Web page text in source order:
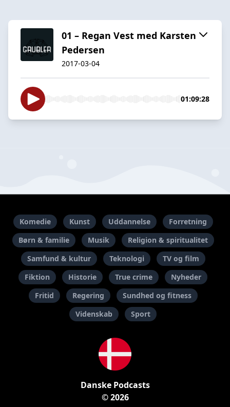
01 – Regan Vest med Karsten
Pedersen
2017-03-04
01:09:28
Komedie Kunst Uddannelse
Forretning
Børn & familie
Musik
Religion & spiritualitet
Samfund & kultur
Teknologi
TV og film
Fiktion
Historie True crime
Nyheder
Fritid
Regering
Sundhed og fitness
Videnskab
Sport
Danske Podcasts
© 2026